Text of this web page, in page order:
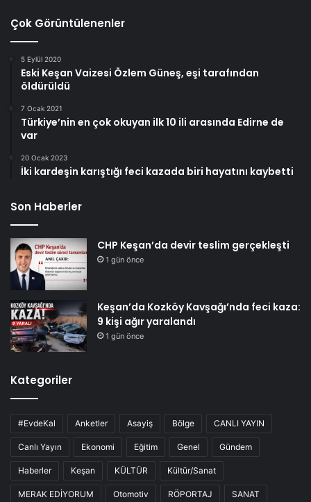
Çok Görüntülenenler
5 Eylül 2020
Eski Keşan Vaizesi Özlem Güneş, eşi tarafından
öldürüldü
7 Ocak 2021
Türkiye’nin en çok okuyan ilk 10 ili arasında Edirne de
var
20 Ocak 2023
İki kardeşin karıştığı feci kazada biri hayatını kaybetti
Son Haberler
CHP Keşan’da devir teslim gerçekleşti
1 gün önce
Keşan’da Kozköy Kavşağı’nda feci kaza:
9 kişi ağır yaralandı
1 gün önce
Kategoriler
#EvdeKal Anketler Asayiş Bölge CANLI YAYIN
Canlı Yayın Ekonomi Eğitim Genel Gündem
Haberler Keşan KÜLTÜR Kültür/Sanat
MERAK EDİYORUM Otomotiv RÖPORTAJ SANAT